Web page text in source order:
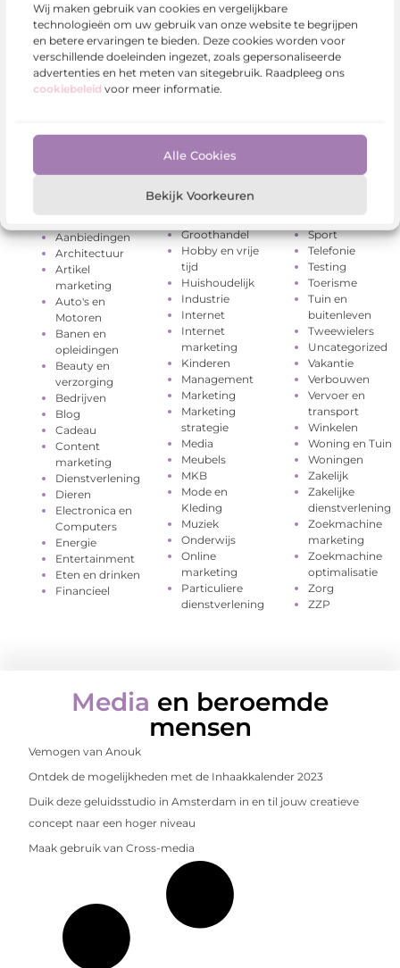
Wij maken gebruik van cookies en vergelijkbare
technologieën om uw gebruik van onze website te begrijpen
en betere ervaringen te bieden. Deze cookies worden voor
verschillende doeleinden ingezet, zoals gepersonaliseerde
advertenties en het meten van sitegebruik. Raadpleeg ons
cookiebeleid voor meer informatie.
Alle Cookies
Bekijk Voorkeuren
Aanbiedingen
Architectuur
Artikel
marketing
Auto's en
Motoren
Banen en
opleidingen
Beauty en
verzorging
Bedrijven
Blog
Cadeau
Content
marketing
Dienstverlening
Dieren
Electronica en
Computers
Energie
Entertainment
Eten en drinken
Financieel
Geschenken
Gezondheid
Groothandel
Hobby en vrije
tijd
Huishoudelijk
Industrie
Internet
Internet
marketing
Kinderen
Management
Marketing
Marketing
strategie
Media
Meubels
MKB
Mode en
Kleding
Muziek
Onderwijs
Online
marketing
Particuliere
dienstverlening
Relatie
Sport
Telefonie
Testing
Toerisme
Tuin en
buitenleven
Tweewielers
Uncategorized
Vakantie
Verbouwen
Vervoer en
transport
Winkelen
Woning en Tuin
Woningen
Zakelijk
Zakelijke
dienstverlening
Zoekmachine
marketing
Zoekmachine
optimalisatie
Zorg
ZZP
Media en beroemde
mensen
Vemogen van Anouk
Ontdek de mogelijkheden met de Inhaakkalender 2023
Duik deze geluidsstudio in Amsterdam in en til jouw creatieve
concept naar een hoger niveau
Maak gebruik van Cross-media